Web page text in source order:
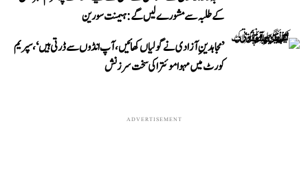
کے طلبہ سے مشورے لیں گے: ہیمنت سورین
’مجاہدینِ آزادی نے گولیاں کھائیں، آپ انڈوں سے ڈرتی ہیں‘، سپریم
کورٹ میں مہوا موئترا کی سخت سرزنش
ADVERTISEMENT